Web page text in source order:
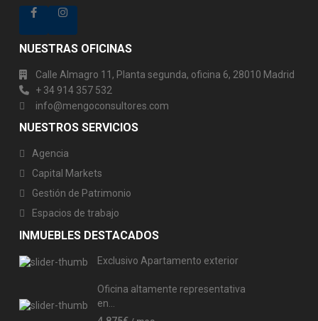
NUESTRAS OFICINAS
Calle Almagro 11, Planta segunda, oficina 6, 28010 Madrid
+ 34 914 357 532
info@mengoconsultores.com
NUESTROS SERVICIOS
Agencia
Capital Markets
Gestión de Patrimonio
Espacios de trabajo
INMUEBLES DESTACADOS
Exclusivo Apartamento exterior
Oficina altamente representativa
en...